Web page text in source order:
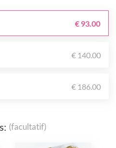
€ 93.00
€ 140.00
€ 186.00
(facultatif)